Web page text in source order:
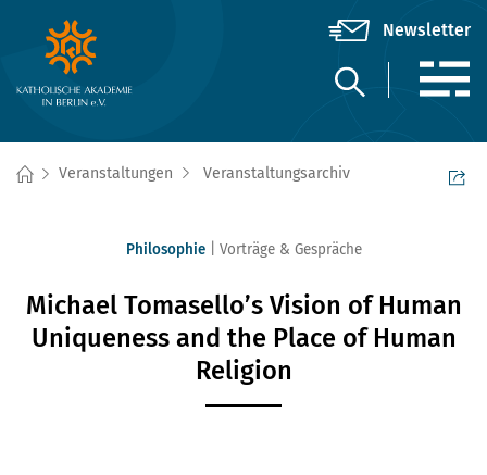
Veranstaltungen Veranstaltungsarchiv
Philosophie Vorträge & Gespräche
Michael Tomasello’s Vision of Human
Uniqueness and the Place of Human
Religion